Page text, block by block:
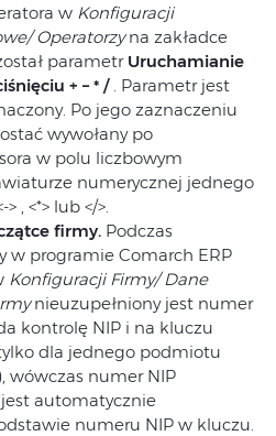
w Konfiguracji
Operatorzyna zakładce
parametr Uruchamianie
+ – * /. Parametr jest
Po jego zaznaczeniu
wywołany po
w polu liczbowym
numerycznej jednego
, <*> lub </>.
firmy. Podczas
w programie Comarch ERP
Konfiguracji Firmy/ Dane
nieuzupełniony jest numer
kontrolę NIP i na kluczu
dla jednego podmiotu
wówczas numer NIP
automatycznie
numeru NIP w kluczu.